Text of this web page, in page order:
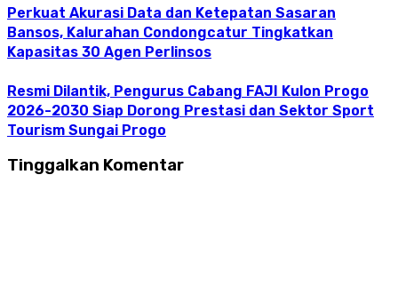
Perkuat Akurasi Data dan Ketepatan Sasaran
Bansos, Kalurahan Condongcatur Tingkatkan
Kapasitas 30 Agen Perlinsos
Resmi Dilantik, Pengurus Cabang FAJI Kulon Progo
2026-2030 Siap Dorong Prestasi dan Sektor Sport
Tourism Sungai Progo
Tinggalkan Komentar